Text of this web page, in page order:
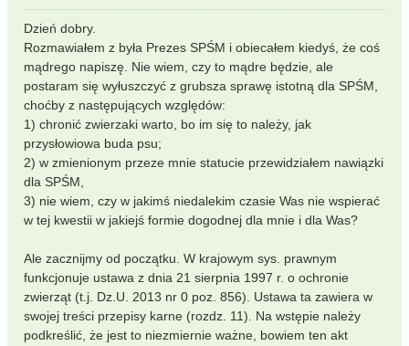
o
s
Dzień dobry.
Rozmawiałem z była Prezes SPŚM i obiecałem kiedyś, że coś
mądrego napiszę. Nie wiem, czy to mądre będzie, ale
postaram się wyłuszczyć z grubsza sprawę istotną dla SPŚM,
choćby z następujących względów:
1) chronić zwierzaki warto, bo im się to należy, jak
przysłowiowa buda psu;
2) w zmienionym przeze mnie statucie przewidziałem nawiązki
dla SPŚM,
3) nie wiem, czy w jakimś niedalekim czasie Was nie wspierać
w tej kwestii w jakiejś formie dogodnej dla mnie i dla Was?
Ale zacznijmy od początku. W krajowym sys. prawnym
funkcjonuje ustawa z dnia 21 sierpnia 1997 r. o ochronie
zwierząt (t.j. Dz.U. 2013 nr 0 poz. 856). Ustawa ta zawiera w
swojej treści przepisy karne (rozdz. 11). Na wstępie należy
podkreślić, że jest to niezmiernie ważne, bowiem ten akt